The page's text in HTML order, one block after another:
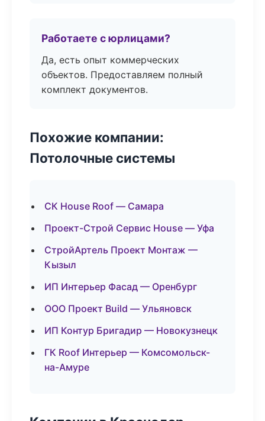
Работаете с юрлицами?
Да, есть опыт коммерческих
объектов. Предоставляем полный
комплект документов.
Похожие компании:
Потолочные системы
СК House Roof — Самара
Проект-Строй Сервис House — Уфа
СтройАртель Проект Монтаж —
Кызыл
ИП Интерьер Фасад — Оренбург
ООО Проект Build — Ульяновск
ИП Контур Бригадир — Новокузнецк
ГК Roof Интерьер — Комсомольск-
на-Амуре